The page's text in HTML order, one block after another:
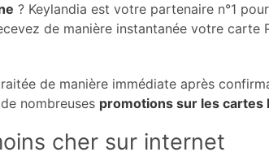
? Keylandia est votre partenaire n°1
de manière instantanée votre carte
de manière immédiate après
nombreuses promotions sur les cartes
cher sur internet